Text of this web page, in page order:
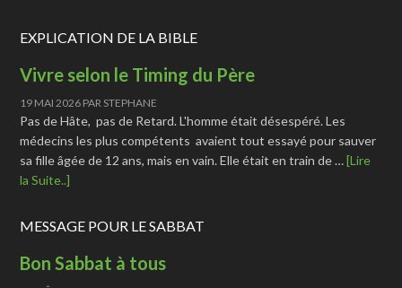
EXPLICATION DE LA BIBLE
Vivre selon le Timing du Père
19 MAI 2026 PAR STEPHANE
Pas de Hâte, pas de Retard. L'homme était désespéré. Les
médecins les plus compétents avaient tout essayé pour sauver
sa fille âgée de 12 ans, mais en vain. Elle était en train de …[Lire
la Suite..]
MESSAGE POUR LE SABBAT
Bon Sabbat à tous